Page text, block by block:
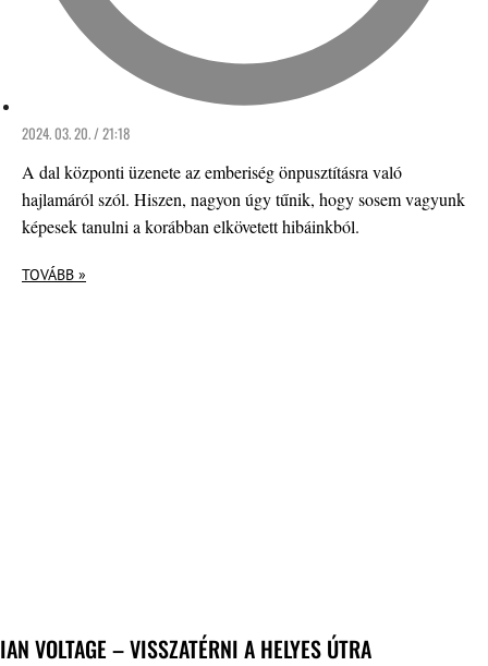
2024. 03. 20. / 21:18
A dal központi üzenete az emberiség önpusztításra való
hajlamáról szól. Hiszen, nagyon úgy tűnik, hogy sosem vagyunk
képesek tanulni a korábban elkövetett hibáinkból.
TOVÁBB »
IAN VOLTAGE – VISSZATÉRNI A HELYES ÚTRA